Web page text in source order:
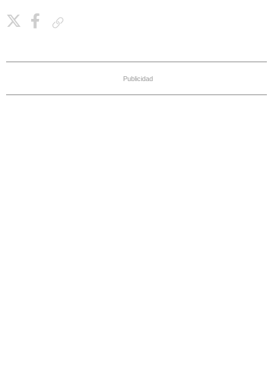
Publicidad